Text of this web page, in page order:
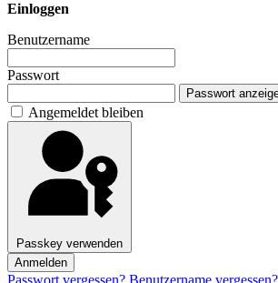
Einloggen
Benutzername
Passwort
Passwort
Angemeldet bleiben
Passkey verwenden
Anmelden